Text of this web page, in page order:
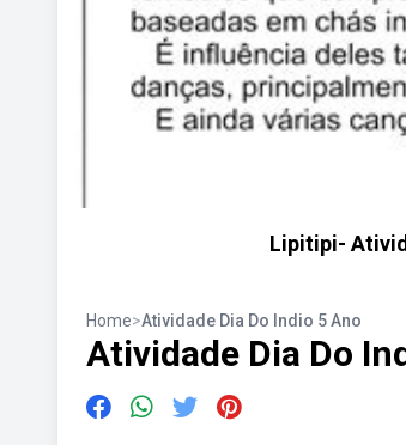
Lipitipi-
Home>Atividade Dia Do Indio 5 Ano
Atividade Dia Do